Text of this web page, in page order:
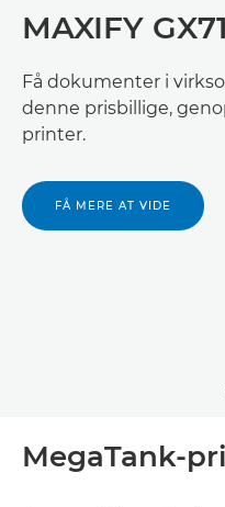
MAXIFY
Få dokumenter i
denne prisbillige,
printer.
FÅ MERE AT VIDE
MegaTank-